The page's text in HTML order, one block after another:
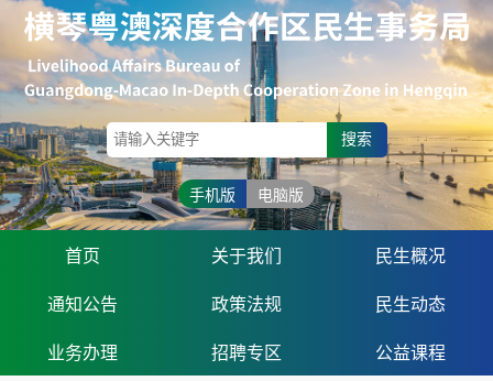
搜索
手机版 电脑版
首页 关于我们 民生概况
通知公告 政策法规 民生动态
业务办理 招聘专区 公益课程